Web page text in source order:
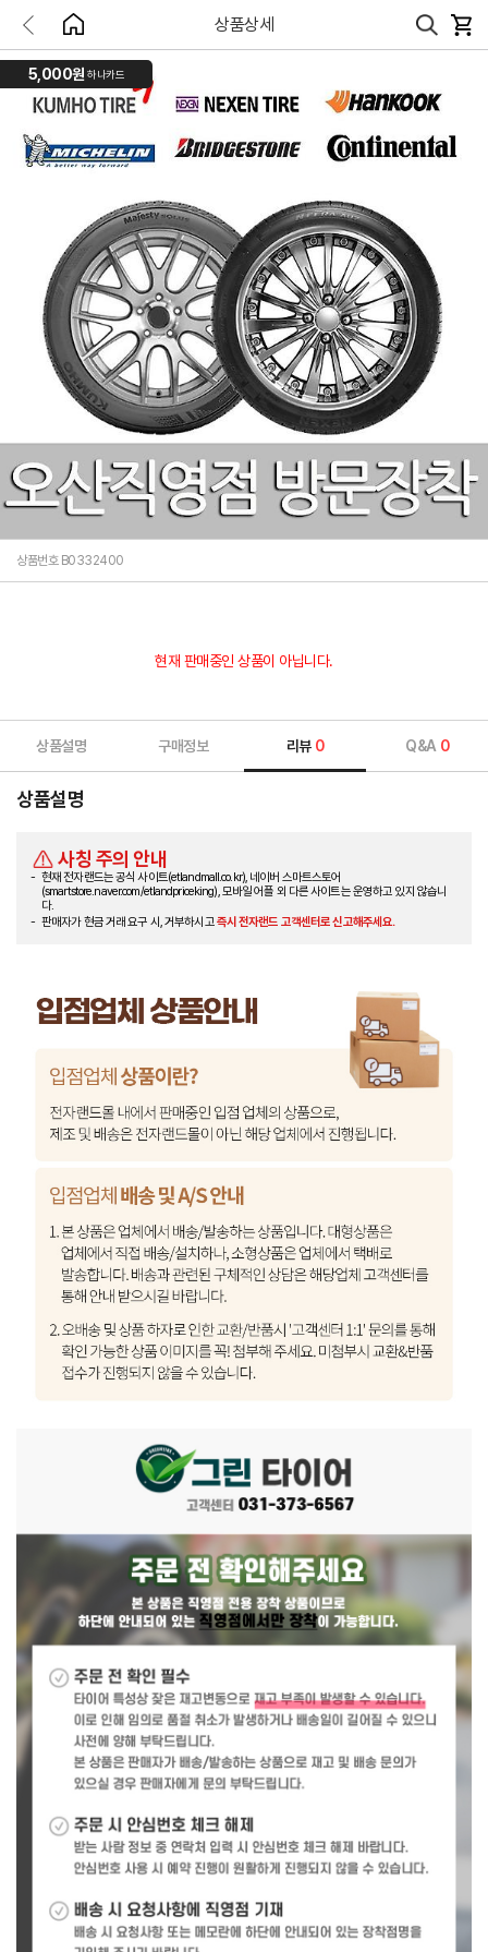
상품상세
5,000원 하나카드
상품번호 B0332400
현재 판매중인 상품이 아닙니다.
상품설명 구매정보 리뷰 0 Q&A 0
상품설명
사칭 주의 안내
현재 전자랜드는 공식 사이트(etlandmall.co.kr), 네이버 스마트스토어
(smartstore.naver.com/etlandpriceking), 모바일 어플 외 다른 사이트는 운영하고 있지 않습니
다.
판매자가 현금 거래 요구 시, 거부하시고즉시 전자랜드 고객센터로 신고해주세요.